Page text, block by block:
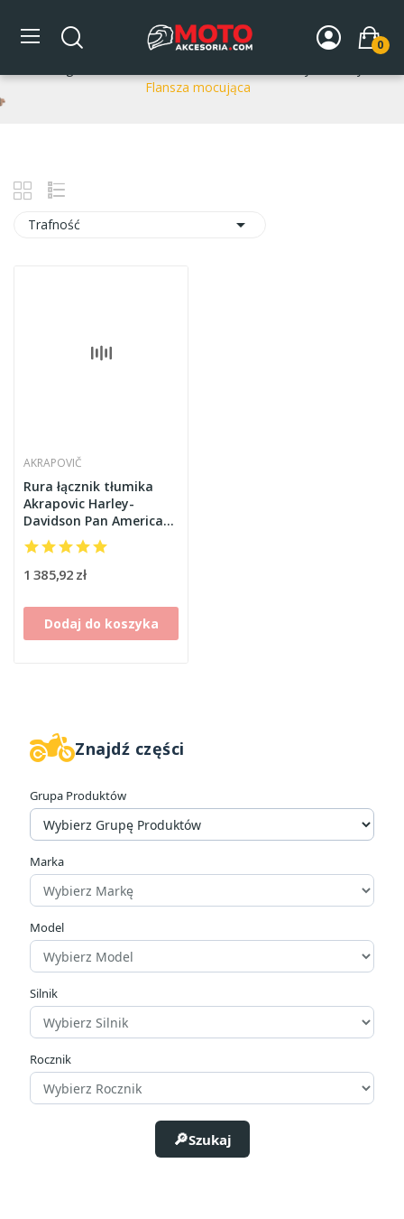
0
Flansza mocująca
Flansza mocująca
ProducenciZnajdź części
Grupa Produktów
Marka
Model
Silnik
Rocznik
Szukaj
Trafność 
AKRAPOVIČ
Rura łącznik tłumika
Akrapovic Harley-
Davidson Pan America
1250 - L-HD12SO1
1 385,92 zł
Dodaj do koszyka